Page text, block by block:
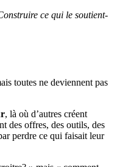
ce qui le soutient-
toutes ne deviennent pas
, là où d’autres créent
des offres, des outils, des
perdre ce qui faisait leur